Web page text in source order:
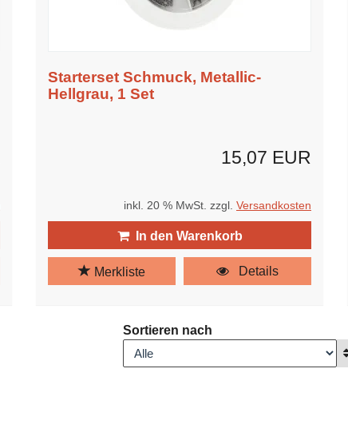
Starterset Schmuck, Metallic-
Hellgrau, 1 Set
15,07 EUR
inkl. 20 % MwSt. zzgl. Versandkosten
In den Warenkorb
Merkliste Details
Sortieren nach